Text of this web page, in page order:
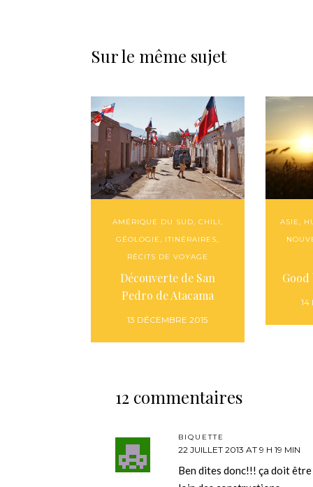
Sur le même sujet
AMÉRIQUE DU SUD, CHILI,
GÉOLOGIE, ITINÉRAIRES,
RÉCITS DE VOYAGE
Découverte de San
Pedro de Atacama
13 DÉCEMBRE 2015
ASIE,
Good
14
12 commentaires
BIQUETTE
22 JUILLET 2013 AT 9 H 19 MIN
Ben dites donc!!! ça doit